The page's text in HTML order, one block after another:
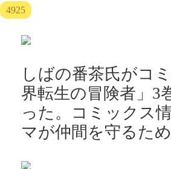
4925
しばの番茶氏がコ
界転生の冒険者」3
った。コミックス
マが仲間を守るた